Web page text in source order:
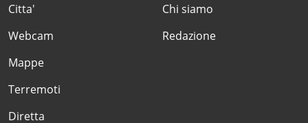
Citta'
Webcam
Mappe
Terremoti
Diretta
Chi siamo
Redazione